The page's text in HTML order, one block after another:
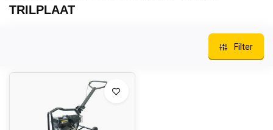
TRILPLAAT
Filter